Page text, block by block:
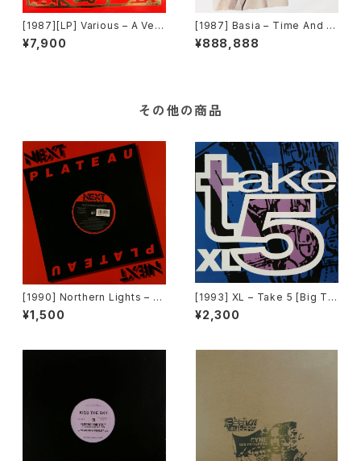
[1987][LP] Various – A Very
Special Christmas [A&M R
ecords]
¥7,900
[1987] Basia – Time And Ti
de [Portrait]
¥888,888
その他の商品
[1990] Northern Lights – J
et Lag [Next Plateau Recor
ds Inc.]
¥1,500
[1993] XL – Take 5 [Big Ti
me International]
¥2,300